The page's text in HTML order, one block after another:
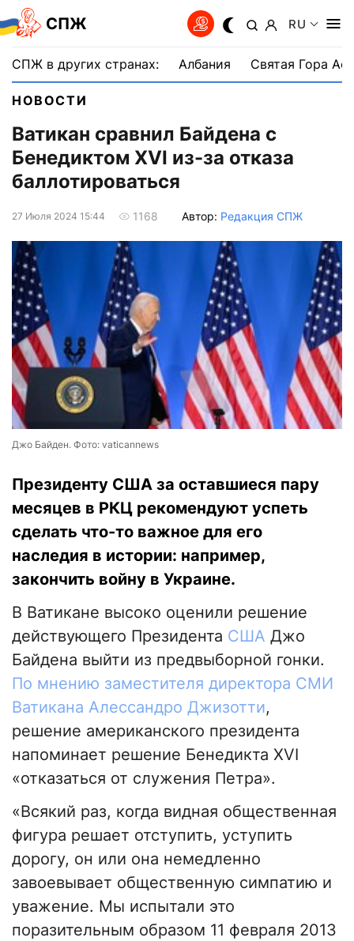
СПЖ RU
СПЖ в других странах: Албания Святая Гора
НОВОСТИ
Ватикан сравнил Байдена с
Бенедиктом XVI из-за отказа
баллотироваться
27 Июля 2024 15:44 1168 Автор: Редакция СПЖ
Джо Байден. Фото: vaticannews
Президенту США за оставшиеся пару
месяцев в РКЦ рекомендуют успеть
сделать что-то важное для его
наследия в истории: например,
закончить войну в Украине.
В Ватикане высоко оценили решение
действующего Президента США Джо
Байдена выйти из предвыборной гонки.
По мнению заместителя директора СМИ
Ватикана Алессандро Джизотти,
решение американского президента
напоминает решение Бенедикта XVI
«отказаться от служения Петра».
«Всякий раз, когда видная общественная
фигура решает отступить, уступить
дорогу, он или она немедленно
завоевывает общественную симпатию и
уважение. Мы испытали это
поразительным образом 11 февраля 2013